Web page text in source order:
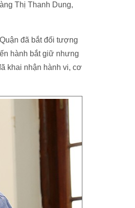
Thị Thanh Dung,
đã bắt đối tượng
hành bắt giữ nhưng
khai nhận hành vi, cơ